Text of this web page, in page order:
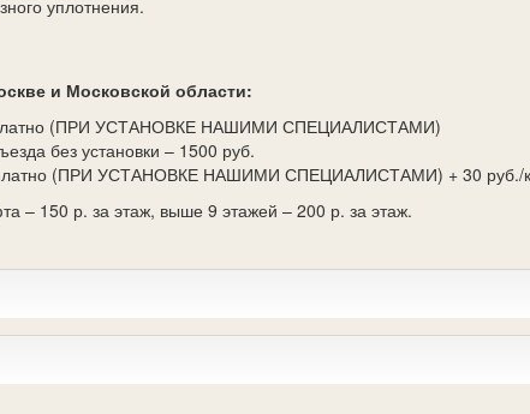
уплотнения.
и Московской области:
(ПРИ УСТАНОВКЕ НАШИМИ СПЕЦИАЛИСТАМИ)
без установки – 1500 руб.
(ПРИ УСТАНОВКЕ НАШИМИ СПЕЦИАЛИСТАМИ) + 30 руб./
– 150 р. за этаж, выше 9 этажей – 200 р. за этаж.